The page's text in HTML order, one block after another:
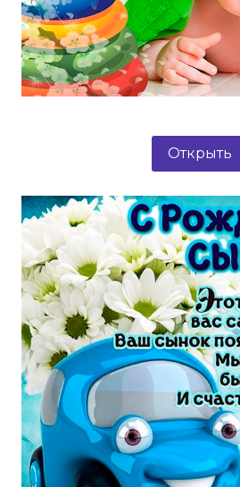
Открыть